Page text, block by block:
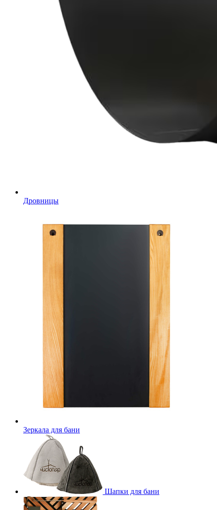
Дровницы
Зеркала для бани
Шапки для бани